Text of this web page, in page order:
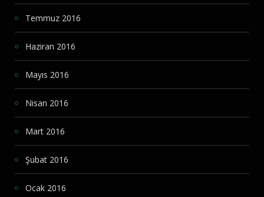
Temmuz 2016
Haziran 2016
Mayıs 2016
Nisan 2016
Mart 2016
Şubat 2016
Ocak 2016